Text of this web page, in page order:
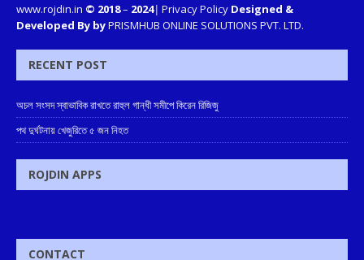
www.rojdin.in © 2018– 2024| Privacy Policy Designed &
Developed By byPRISMHUB ONLINE SOLUTIONS PVT. LTD.
RECENT POST
অচল সংসদ স্বাভাবিক রাখতে রাহুল গান্ধী সমীপে কিরেন রিজিজু
পথ দুর্ঘটনায় খেজুরিতে ৫ জন নিহত
ROJDIN APPS
CONTACT